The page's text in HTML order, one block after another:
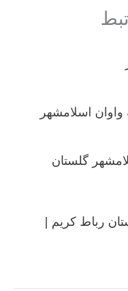
واوان اسلامشهر
گلستان
رباط کریم |